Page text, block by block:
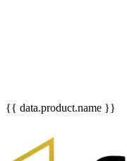
{{ data.product.name }}